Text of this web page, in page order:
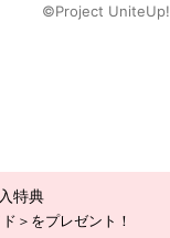
©Project UniteUp!
特典
＞をプレゼント！